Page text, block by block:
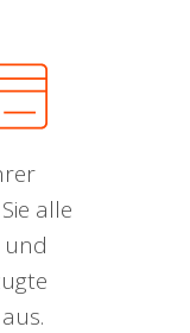
alle
und